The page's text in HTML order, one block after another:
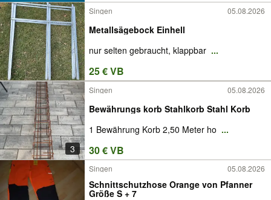
Singen 05.08.2026
Metallsägebock Einhell
nur selten gebraucht, klappbar ...
25 € VB
3
Singen 05.08.2026
Bewährungs korb Stahlkorb Stahl Korb
1 Bewährung Korb 2,50 Meter ho ...
30 € VB
Singen 05.08.2026
Schnittschutzhose Orange von Pfanner
Größe S + 7